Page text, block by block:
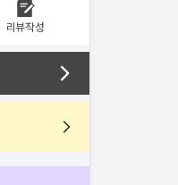
리뷰작성